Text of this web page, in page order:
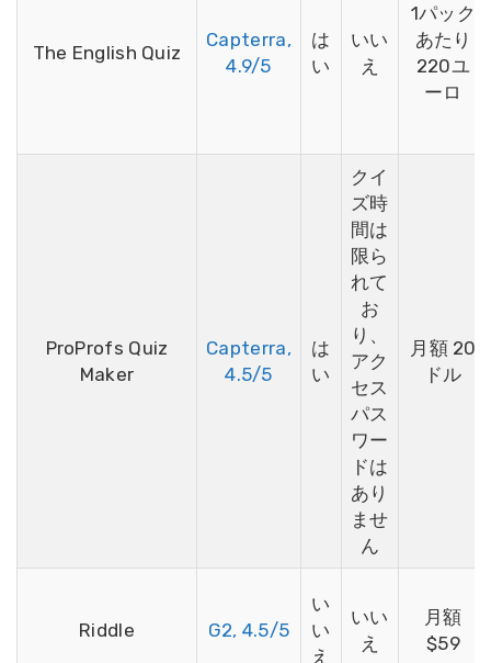
The English Quiz
Capterra,
4.9/5
は
い
いい
え
1パック
あたり
220ユ
ーロ
ProProfs Quiz
Maker
Capterra,
4.5/5
は
い
クイ
ズ時
間は
限ら
れて
お
り、
アク
セス
パス
ワー
ドは
あり
ませ
ん
月額 20
ドル
Riddle G2, 4.5/5
い
い
え
いい
え
月額
$59